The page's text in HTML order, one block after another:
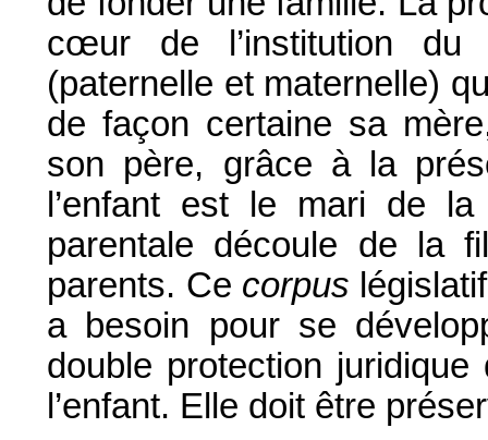
cœur de l’institution du
(paternelle et maternelle)
de façon certaine sa
son père, grâce à la
l’enfant est le mari de la
parentale découle de la
parents. Ce corpus
a besoin pour se
double protection
l’enfant. Elle doit être